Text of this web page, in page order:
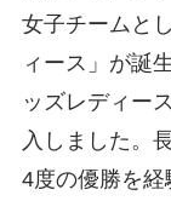
女子チームと
ィース」が誕
ッズレディー
入しました。
4度の優勝を